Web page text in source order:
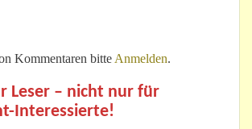
Kommentaren bitte Anmelden.
Leser – nicht nur für
Interessierte!